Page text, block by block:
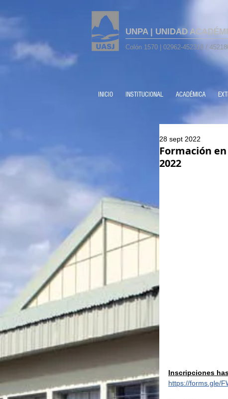
UNPA | UNIDAD
Colón 1570 | 02962-452319 /
INICIO INSTITUCIONAL ACADÉMICA
Formación
2022
28 sept 2022
Inscripciones
https://forms.gle/